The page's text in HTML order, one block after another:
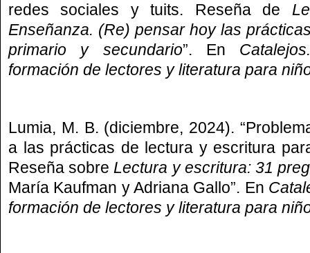
redes sociales y tuits. Reseña de
Enseñanza. (Re) pensar hoy las
primario y secundario”. En
formación de lectores y literatura para
Lumia, M. B. (diciembre, 2024).
a las prácticas de lectura y escritura
Reseña sobreLectura y escritura: 31
María Kaufman y Adriana Gallo”. En
formación de lectores y literatura para